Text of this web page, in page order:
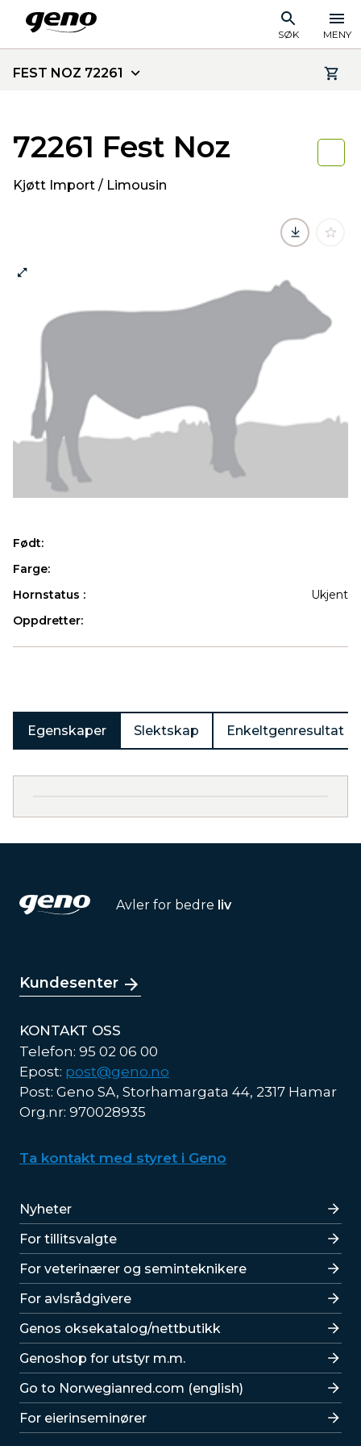
SØK MENY
FEST NOZ 72261
72261 Fest Noz
Kjøtt Import / Limousin
Født:
Farge:
Hornstatus :
Ukjent
Oppdretter:
Egenskaper Slektskap Enkeltgenresultat
Avler for bedre liv
Kundesenter
KONTAKT OSS
Telefon: 95 02 06 00
Epost: post@geno.no
Post: Geno SA, Storhamargata 44, 2317 Hamar
Org.nr: 970028935
Ta kontakt med styret i Geno
Lenker
Nyheter
For tillitsvalgte
For veterinærer og seminteknikere
For avlsrådgivere
Lenker
Genos oksekatalog/nettbutikk
Genoshop for utstyr m.m.
Go to Norwegianred.com (english)
For eierinseminører